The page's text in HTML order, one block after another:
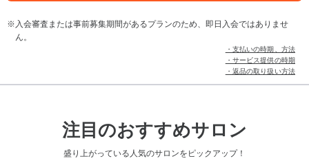
入会審査または事前募集期間があるプランのため、即日入会ではありませ
ん。
・支払いの時期、方法
・サービス提供の時期
・返品の取り扱い方法
注目のおすすめサロン
盛り上がっている人気のサロンをピックアップ！